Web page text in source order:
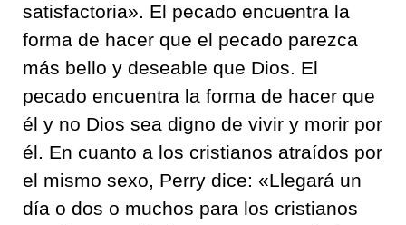
satisfactoria». El pecado encuentra la
forma de hacer que el pecado parezca
más bello y deseable que Dios. El
pecado encuentra la forma de hacer que
él y no Dios sea digno de vivir y morir por
él. En cuanto a los cristianos atraídos por
el mismo sexo, Perry dice: «Llegará un
día o dos o muchos para los cristianos